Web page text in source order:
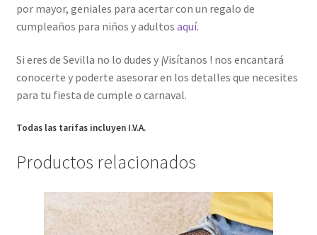
por mayor, geniales para acertar con un regalo de
cumpleaños para niños y adultos aquí.
Si eres de Sevilla no lo dudes y ¡Visítanos ! nos encantará
conocerte y poderte asesorar en los detalles que necesites
para tu fiesta de cumple o carnaval.
Todas las tarifas incluyen I.V.A.
Productos relacionados